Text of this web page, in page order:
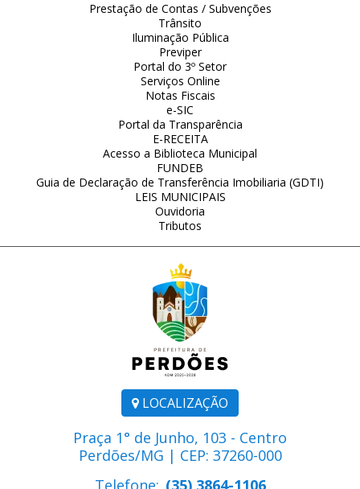
LOCALIZAÇÃO
Praça 1° de Junho, 103 - Centro
Perdões/MG | CEP: 37260-000
Telefone: (35) 3864-1106
Prestação de Contas / Subvenções
Trânsito
Iluminação Pública
Previper
Portal do 3º Setor
Serviços Online
Notas Fiscais
e-SIC
Portal da Transparência
E-RECEITA
Acesso a Biblioteca Municipal
FUNDEB
Guia de Declaração de Transferência Imobiliaria (GDTI)
LEIS MUNICIPAIS
Ouvidoria
Tributos